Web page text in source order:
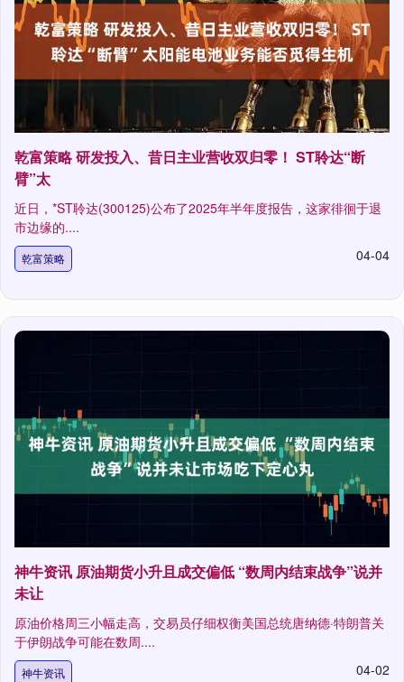
乾富策略 研发投入、昔日主业营收双归零！ ST聆达“断
臂”太
近日，*ST聆达(300125)公布了2025年半年度报告，这家徘徊于退
市边缘的....
乾富策略 04-04
神牛资讯 原油期货小升且成交偏低 “数周内结束战争”说并
未让
原油价格周三小幅走高，交易员仔细权衡美国总统唐纳德·特朗普关
于伊朗战争可能在数周....
神牛资讯 04-02